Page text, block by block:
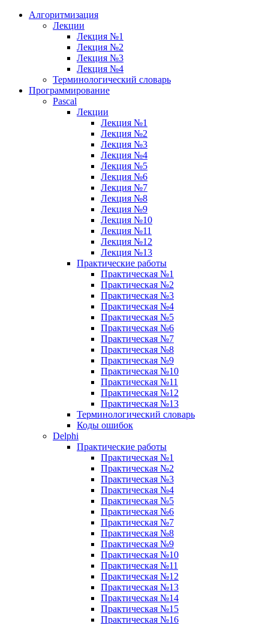
Алгоритмизация
Лекции
Лекция №1
Лекция №2
Лекция №3
Лекция №4
Терминологический словарь
Программирование
Pascal
Лекции
Лекция №1
Лекция №2
Лекция №3
Лекция №4
Лекция №5
Лекция №6
Лекция №7
Лекция №8
Лекция №9
Лекция №10
Лекция №11
Лекция №12
Лекция №13
Практические работы
Практическая №1
Практическая №2
Практическая №3
Практическая №4
Практическая №5
Практическая №6
Практическая №7
Практическая №8
Практическая №9
Практическая №10
Практическая №11
Практическая №12
Практическая №13
Терминологический словарь
Коды ошибок
Delphi
Практические работы
Практическая №1
Практическая №2
Практическая №3
Практическая №4
Практическая №5
Практическая №6
Практическая №7
Практическая №8
Практическая №9
Практическая №10
Практическая №11
Практическая №12
Практическая №13
Практическая №14
Практическая №15
Практическая №16